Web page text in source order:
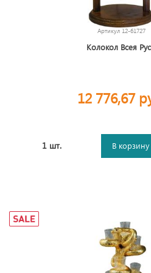
Артикул 12-61727
Колокол Всея
12 776,67
1 шт. В корзину